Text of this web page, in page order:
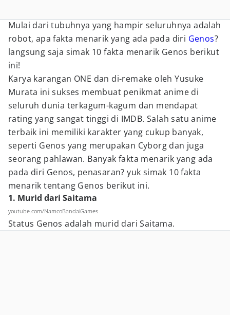
Mulai dari tubuhnya yang hampir seluruhnya adalah
robot, apa fakta menarik yang ada pada diri Genos?
langsung saja simak 10 fakta menarik Genos berikut
ini!
Karya karangan ONE dan di-remake oleh Yusuke
Murata ini sukses membuat penikmat anime di
seluruh dunia terkagum-kagum dan mendapat
rating yang sangat tinggi di IMDB. Salah satu anime
terbaik ini memiliki karakter yang cukup banyak,
seperti Genos yang merupakan Cyborg dan juga
seorang pahlawan. Banyak fakta menarik yang ada
pada diri Genos, penasaran? yuk simak 10 fakta
menarik tentang Genos berikut ini.
1. Murid dari Saitama
youtube.com/NamcoBandaiGames
Status Genos adalah murid dari Saitama.